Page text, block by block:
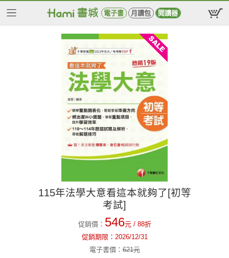
電子書 月讀包 閱讀器
115年法學大意看這本就夠了[初等
考試]
促銷價： 546元 / 88折
促銷期限： 2026/12/31
電子書價：621元